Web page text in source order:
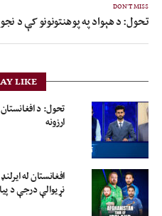
DON'T MISS
تحول: د هېواد په پوهنتونونو کې د
LIKE
تحول: د
ارزونه
نړیوالې درجې د